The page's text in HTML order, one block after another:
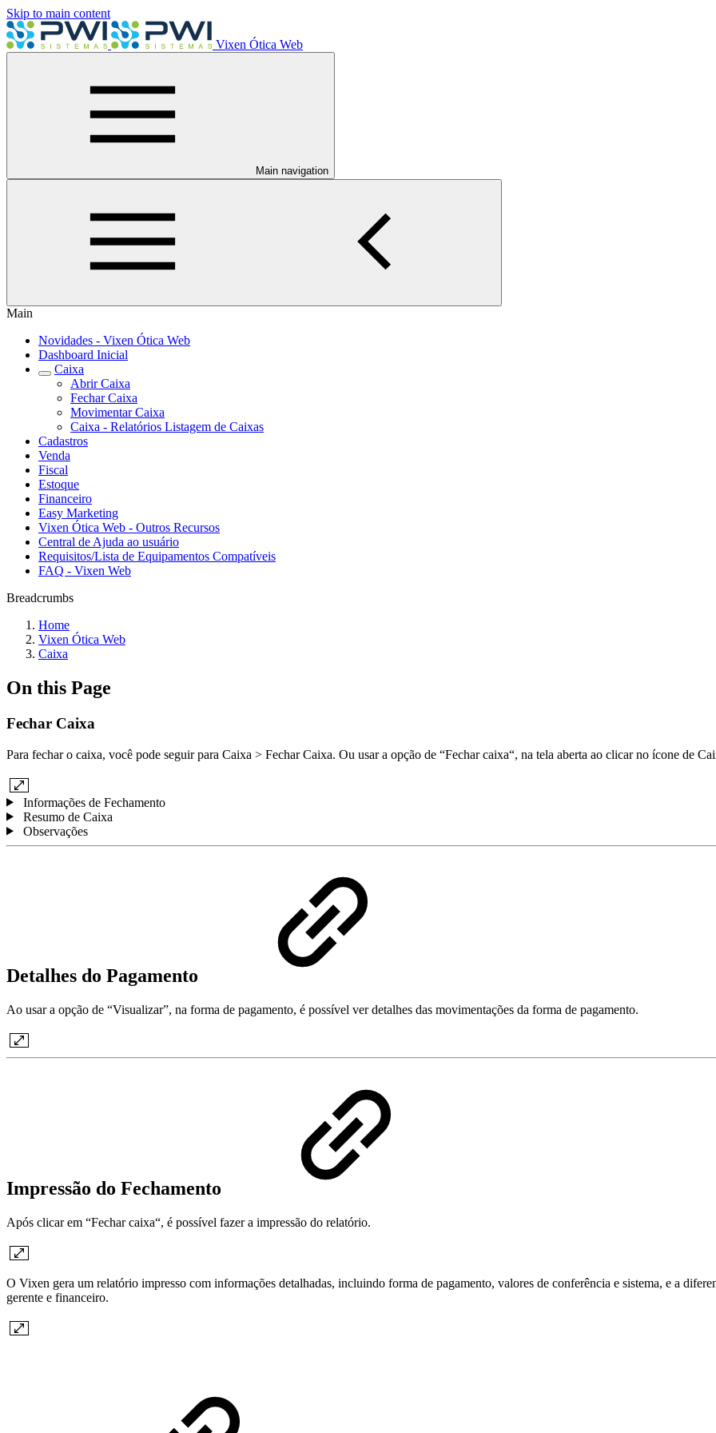
Skip to main content
Vixen Ótica Web
Main navigation
Main
Novidades - Vixen Ótica Web
Dashboard Inicial
Caixa
Abrir Caixa
Fechar Caixa
Movimentar Caixa
Caixa - Relatórios Listagem de Caixas
Cadastros
Venda
Fiscal
Estoque
Financeiro
Easy Marketing
Vixen Ótica Web - Outros Recursos
Central de Ajuda ao usuário
Requisitos/Lista de Equipamentos Compatíveis
FAQ - Vixen Web
Breadcrumbs
Home
Vixen Ótica Web
Caixa
On this Page
Fechar Caixa
Para fechar o caixa, você pode seguir para Caixa > Fechar Caixa. Ou usar a opção de “Fechar caixa“, na tela aberta ao clicar no ícone de
Informações de Fechamento
Resumo de Caixa
Observações
Detalhes do Pagamento
Ao usar a opção de “Visualizar”, na forma de pagamento, é possível ver detalhes das movimentações da forma de pagamento.
Impressão do Fechamento
Após clicar em “Fechar caixa“, é possível fazer a impressão do relatório.
O Vixen gera um relatório impresso com informações detalhadas, incluindo forma de pagamento, valores de conferência e sistema, e a
gerente e financeiro.